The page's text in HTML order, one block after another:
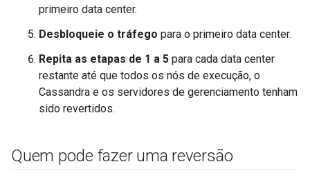
primeiro data center.
Desbloqueie o tráfego para o primeiro data center.
Repita as etapas de 1 a 5 para cada data center
restante até que todos os nós de execução, o
Cassandra e os servidores de gerenciamento tenham
sido revertidos.
Quem pode fazer uma reversão